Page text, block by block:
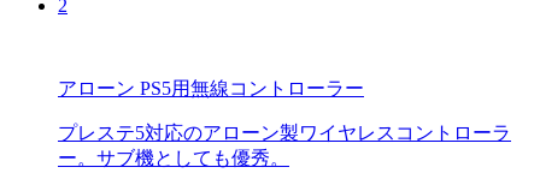
2
アローン PS5用無線コントローラー
プレステ5対応のアローン製ワイヤレスコントローラ
ー。サブ機としても優秀。